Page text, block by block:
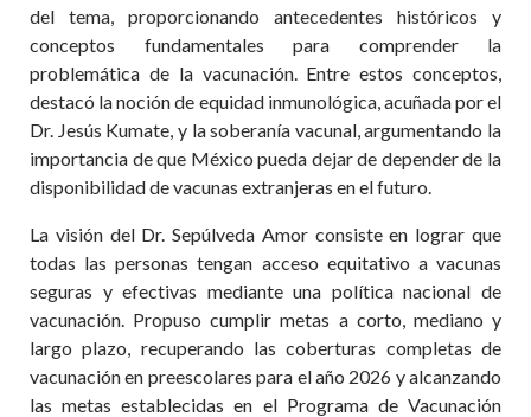
del tema, proporcionando antecedentes históricos y
conceptos fundamentales para comprender la
problemática de la vacunación. Entre estos conceptos,
destacó la noción de equidad inmunológica, acuñada por el
Dr. Jesús Kumate, y la soberanía vacunal, argumentando la
importancia de que México pueda dejar de depender de la
disponibilidad de vacunas extranjeras en el futuro.
La visión del Dr. Sepúlveda Amor consiste en lograr que
todas las personas tengan acceso equitativo a vacunas
seguras y efectivas mediante una política nacional de
vacunación. Propuso cumplir metas a corto, mediano y
largo plazo, recuperando las coberturas completas de
vacunación en preescolares para el año 2026 y alcanzando
las metas establecidas en el Programa de Vacunación